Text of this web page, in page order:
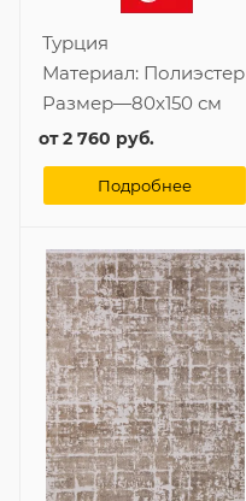
Турция
Материал: Полиэстер
Размер—80x150 см
от2 760 руб.
Подробнее